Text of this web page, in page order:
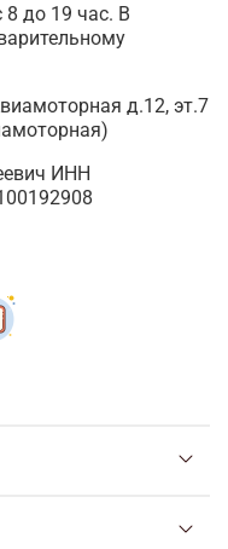
до 19 час. В
д.12, эт.7
ИНН